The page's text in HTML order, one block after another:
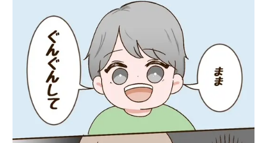
t
e
o
a
d
e
d
5
4
.
2
%